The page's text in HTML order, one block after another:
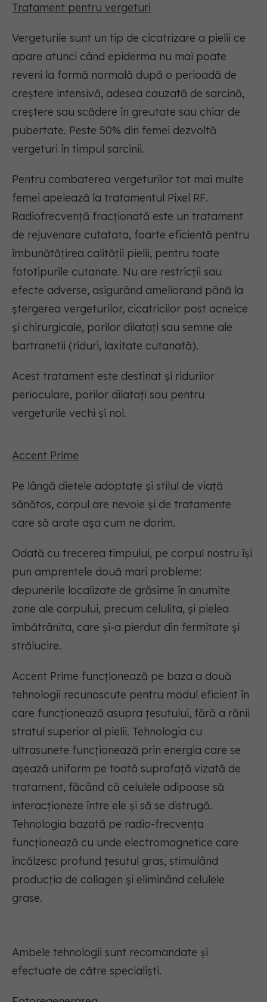
Tratament pentru vergeturi
Vergeturile sunt un tip de cicatrizare a pielii ce
apare atunci când epiderma nu mai poate
reveni la formă normală după o perioadă de
creștere intensivă, adesea cauzată de sarcină,
creștere sau scădere în greutate sau chiar de
pubertate. Peste 50% din femei dezvoltă
vergeturi în timpul sarcinii.
Pentru combaterea vergeturilor tot mai multe
femei apelează la tratamentul Pixel RF.
Radiofrecvență fracționată este un tratament
de rejuvenare cutatata, foarte eficientă pentru
îmbunătățirea calității pielii, pentru toate
fototipurile cutanate. Nu are restricții sau
efecte adverse, asigurând ameliorand până la
ștergerea vergeturilor, cicatricilor post acneice
și chirurgicale, porilor dilatați sau semne ale
bartranetii (riduri, laxitate cutanată).
Acest tratament este destinat și ridurilor
perioculare, porilor dilatați sau pentru
vergeturile vechi și noi.
Accent Prime
Pe lângă dietele adoptate și stilul de viață
sănătos, corpul are nevoie și de tratamente
care să arate așa cum ne dorim.
Odată cu trecerea timpului, pe corpul nostru își
pun amprentele două mari probleme:
depunerile localizate de grăsime în anumite
zone ale corpului, precum celulita, și pielea
îmbătrânita, care și-a pierdut din fermitate și
strălucire.
Accent Prime funcționează pe baza a două
tehnologii recunoscute pentru modul eficient în
care funcționează asupra țesutului, fără a rănii
stratul superior al pielii. Tehnologia cu
ultrasunete funcționează prin energia care se
așează uniform pe toată suprafață vizată de
tratament, făcând că celulele adipoase să
interacționeze între ele și să se distrugă.
Tehnologia bazată pe radio-frecvența
funcționează cu unde electromagnetice care
încălzesc profund țesutul gras, stimulând
producția de collagen și eliminând celulele
grase.
Ambele tehnologii sunt recomandate și
efectuate de către specialiști.